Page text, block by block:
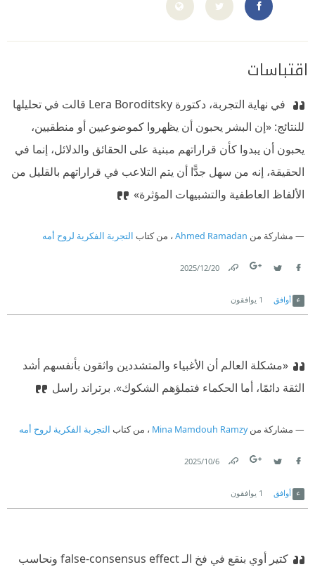
https://www.facebook.com/Kirolos.bahgat.creativity/
اقتباسات
‫ في نهاية التجربة، دكتورة Lera Boroditsky قالت في تحليلها
للنتائج: «إن البشر يحبون أن يظهروا كموضوعيين أو منطقيين،
يحبون أن يبدوا كأن قراراتهم مبنية على الحقائق والدلائل، إنما في
الحقيقة، إنه من سهل جدًّا أن يتم التلاعب في قراراتهم بالقليل من
الألفاظ العاطفية والتشبيهات المؤثرة»
مشاركة من Ahmed Ramadan ، من كتاب التجربة الفكرية لروح أمه
20‏/12‏/2025
أوافق 1 يوافقون
«مشكلة العالم أن الأغبياء والمتشددين واثقون بأنفسهم أشد
الثقة دائمًا، أما الحكماء فتملؤهم الشكوك». ‫ برتراند راسل
مشاركة منMina Mamdouh Ramzy ، من كتاب التجربة الفكرية لروح أمه
6‏/10‏/2025
أوافق 1 يوافقون
كتير أوي بنقع في فخ الـ false-consensus effect ونحاسب